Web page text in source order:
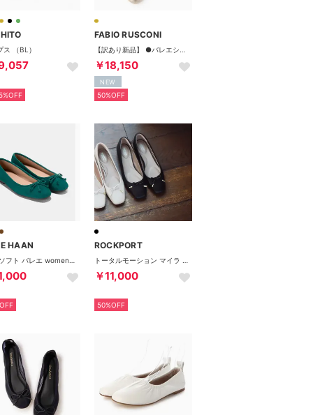
ス （BL）
FABIO RUSCONI
￥18,150
NEW
50%OFF
HAAN ROCKPORT
￥11,000
50%OFF